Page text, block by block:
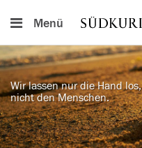
Menü
Wir lassen nur die Hand los,
nicht den Menschen.